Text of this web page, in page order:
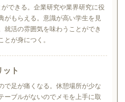
できる。企業研究や業界研究に役
がもらえる。意識が高い学生を見
就活の雰囲気を味わうことができ
とが身につく。
ット
で足が痛くなる。休憩場所が少な
ーブルがないのでメモを上手に取